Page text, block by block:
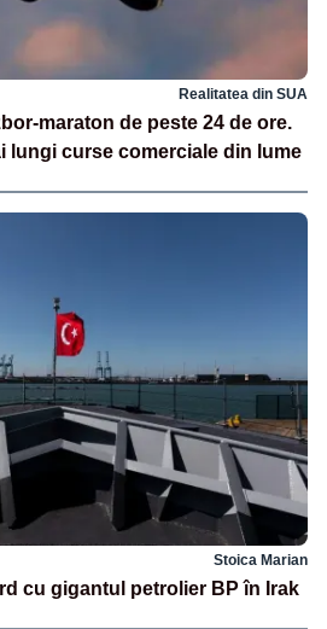
Realitatea din SUA
maraton de peste 24 de ore.
lungi curse comerciale din lume
Stoica Marian
cu gigantul petrolier BP în Irak